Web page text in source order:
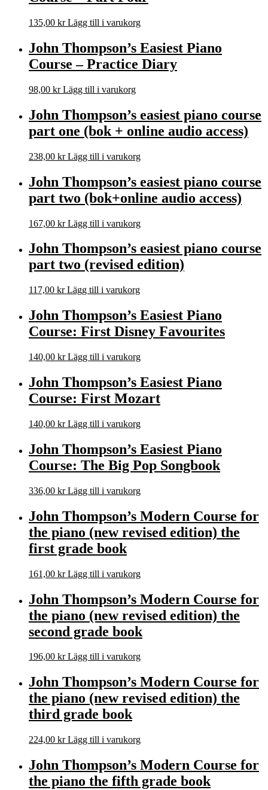
135,00 kr Lägg till i varukorg
John Thompson’s Easiest Piano
Course – Practice Diary
98,00 kr Lägg till i varukorg
John Thompson’s easiest piano course
part one (bok + online audio access)
238,00 kr Lägg till i varukorg
John Thompson’s easiest piano course
part two (bok+online audio access)
167,00 kr Lägg till i varukorg
John Thompson’s easiest piano course
part two (revised edition)
117,00 kr Lägg till i varukorg
John Thompson’s Easiest Piano
Course: First Disney Favourites
140,00 kr Lägg till i varukorg
John Thompson’s Easiest Piano
Course: First Mozart
140,00 kr Lägg till i varukorg
John Thompson’s Easiest Piano
Course: The Big Pop Songbook
336,00 kr Lägg till i varukorg
John Thompson’s Modern Course for
the piano (new revised edition) the
first grade book
161,00 kr Lägg till i varukorg
John Thompson’s Modern Course for
the piano (new revised edition) the
second grade book
196,00 kr Lägg till i varukorg
John Thompson’s Modern Course for
the piano (new revised edition) the
third grade book
224,00 kr Lägg till i varukorg
John Thompson’s Modern Course for
the piano the fifth grade book